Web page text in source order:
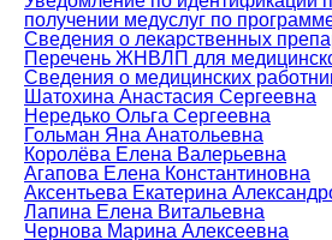
получении медуслуг по
Сведения о лекарственных
Перечень ЖНВЛП для
Сведения о медицинских
Шатохина Анастасия Сергеевна
Нередько Ольга Сергеевна
Гольман Яна Анатольевна
Королёва Елена Валерьевна
Агапова Елена Константиновна
Аксентьева Екатерина
Лапина Елена Витальевна
Чернова Марина Алексеевна